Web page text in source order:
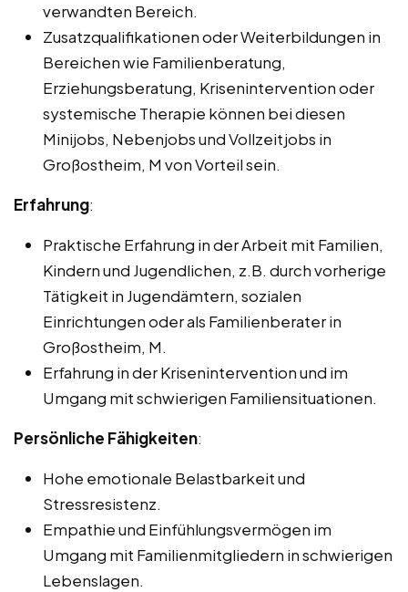
verwandten Bereich.
Zusatzqualifikationen oder Weiterbildungen in
Bereichen wie Familienberatung,
Erziehungsberatung, Krisenintervention oder
systemische Therapie können bei diesen
Minijobs, Nebenjobs und Vollzeitjobs in
Großostheim, M von Vorteil sein.
Erfahrung:
Praktische Erfahrung in der Arbeit mit Familien,
Kindern und Jugendlichen, z.B. durch vorherige
Tätigkeit in Jugendämtern, sozialen
Einrichtungen oder als Familienberater in
Großostheim, M.
Erfahrung in der Krisenintervention und im
Umgang mit schwierigen Familiensituationen.
Persönliche Fähigkeiten:
Hohe emotionale Belastbarkeit und
Stressresistenz.
Empathie und Einfühlungsvermögen im
Umgang mit Familienmitgliedern in schwierigen
Lebenslagen.